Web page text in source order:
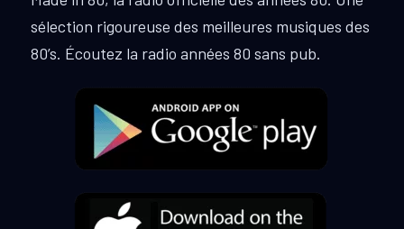
sélection rigoureuse des meilleures musiques des
80’s. Écoutez la radio années 80 sans pub.